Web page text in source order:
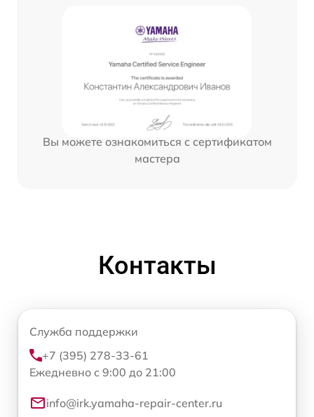
Вы можете ознакомиться с сертификатом
мастера
Контакты
Служба поддержки
+7 (395) 278-33-61
Ежедневно с 9:00 до 21:00
info@irk.yamaha-repair-center.ru